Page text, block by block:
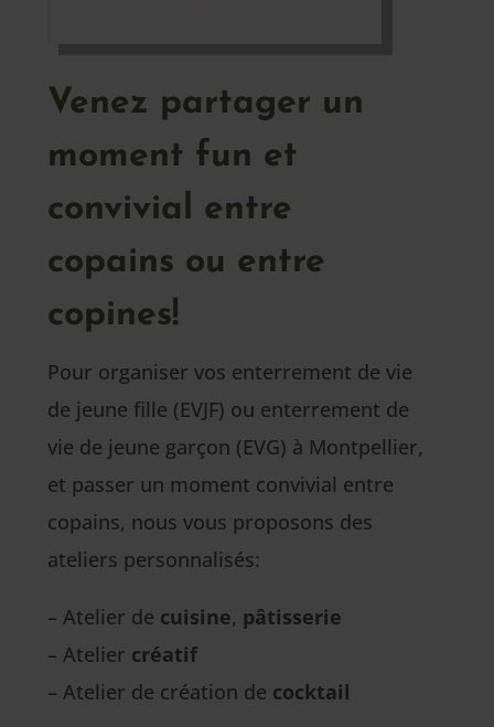
Venez partager un
moment fun et
convivial entre
copains ou entre
copines!
Pour organiser vos enterrement de vie
de jeune fille (EVJF) ou enterrement de
vie de jeune garçon (EVG) à Montpellier,
et passer un moment convivial entre
copains, nous vous proposons des
ateliers personnalisés:
– Atelier de cuisine, pâtisserie
– Atelier créatif
– Atelier de création de cocktail